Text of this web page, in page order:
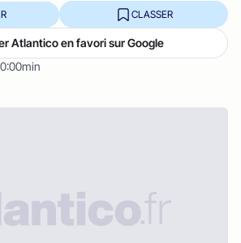
0:00min
CLASSER
Atlantico en favori sur Google